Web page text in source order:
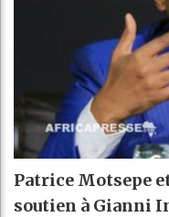
Patrice Motsepe
soutien à Gianni